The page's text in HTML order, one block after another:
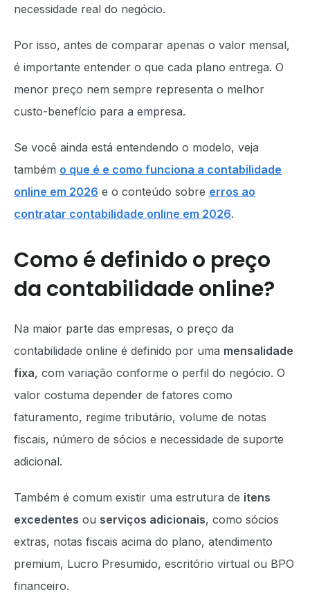
necessidade real do negócio.
Por isso, antes de comparar apenas o valor mensal,
é importante entender o que cada plano entrega. O
menor preço nem sempre representa o melhor
custo-benefício para a empresa.
Se você ainda está entendendo o modelo, veja
também o que é e como funciona a contabilidade
online em 2026 e o conteúdo sobre erros ao
contratar contabilidade online em 2026.
Como é definido o preço
da contabilidade online?
Na maior parte das empresas, o preço da
contabilidade online é definido por uma mensalidade
fixa, com variação conforme o perfil do negócio. O
valor costuma depender de fatores como
faturamento, regime tributário, volume de notas
fiscais, número de sócios e necessidade de suporte
adicional.
Também é comum existir uma estrutura de itens
excedentes ou serviços adicionais, como sócios
extras, notas fiscais acima do plano, atendimento
premium, Lucro Presumido, escritório virtual ou BPO
financeiro.